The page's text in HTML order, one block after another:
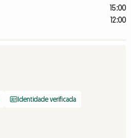
15:00
12:00
Identidade verificada